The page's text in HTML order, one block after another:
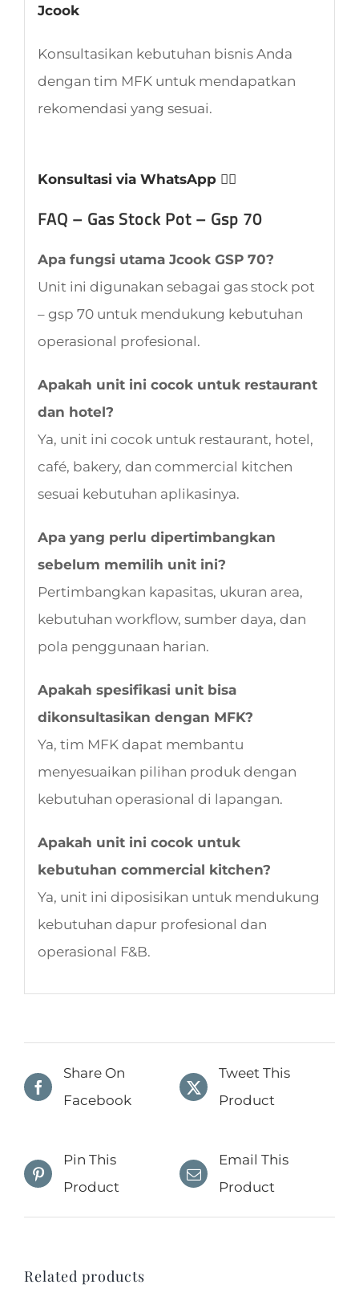
Jcook
Konsultasikan kebutuhan bisnis Anda
dengan tim MFK untuk mendapatkan
rekomendasi yang sesuai.
Konsultasi via WhatsApp 👈🏻
FAQ – Gas Stock Pot – Gsp 70
Apa fungsi utama Jcook GSP 70?
Unit ini digunakan sebagai gas stock pot
– gsp 70 untuk mendukung kebutuhan
operasional profesional.
Apakah unit ini cocok untuk restaurant
dan hotel?
Ya, unit ini cocok untuk restaurant, hotel,
café, bakery, dan commercial kitchen
sesuai kebutuhan aplikasinya.
Apa yang perlu dipertimbangkan
sebelum memilih unit ini?
Pertimbangkan kapasitas, ukuran area,
kebutuhan workflow, sumber daya, dan
pola penggunaan harian.
Apakah spesifikasi unit bisa
dikonsultasikan dengan MFK?
Ya, tim MFK dapat membantu
menyesuaikan pilihan produk dengan
kebutuhan operasional di lapangan.
Apakah unit ini cocok untuk
kebutuhan commercial kitchen?
Ya, unit ini diposisikan untuk mendukung
kebutuhan dapur profesional dan
operasional F&B.
Share On
Facebook
Tweet This
Product
Pin This
Product
Email This
Product
Related products